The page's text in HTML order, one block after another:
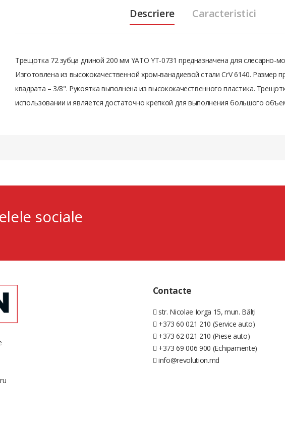
Descriere Caracteristici
Трещотка 72 зубца длиной 200 мм YATO YT-0731 предназначена для слесарно-
Изготовлена из высококачественной хром-ванадиевой стали CrV 6140. Размер
квадрата – 3/8". Рукоятка выполнена из высококачественного пластика.
использовании и является достаточно крепкой для выполнения большого
sociale
Contacte
str. Nicolae Iorga 15, mun. Bălți
+373 60 021 210 (Service auto)
+373 62 021 210 (Piese auto)
+373 69 006 900 (Echipamente)
info@revolution.md